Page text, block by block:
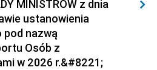
MINISTRÓW z dnia
ustanowienia
pod nazwą
Osób z
w 2026 r.&#8221;